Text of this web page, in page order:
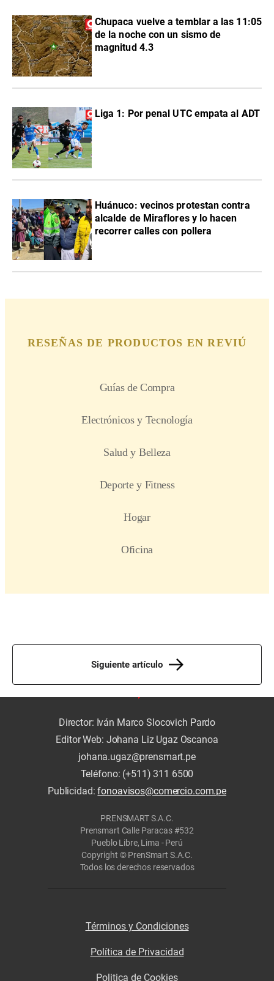
Chupaca vuelve a temblar a las 11:05
de la noche con un sismo de
magnitud 4.3
Liga 1: Por penal UTC empata al ADT
Huánuco: vecinos protestan contra
alcalde de Miraflores y lo hacen
recorrer calles con pollera
Siguiente artículo
Director: Iván Marco Slocovich Pardo
Editor Web: Johana Liz Ugaz Oscanoa
johana.ugaz@prensmart.pe
Teléfono: (+511) 311 6500
Publicidad:fonoavisos@comercio.com.pe
PRENSMART S.A.C.
Prensmart Calle Paracas #532
Pueblo Libre, Lima - Perú
Copyright © PrenSmart S.A.C.
Todos los derechos reservados
Términos y Condiciones
Política de Privacidad
Politica de Cookies